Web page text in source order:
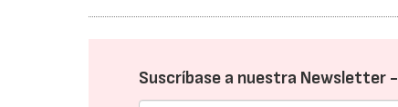
Suscríbase a nuestra Newsletter -